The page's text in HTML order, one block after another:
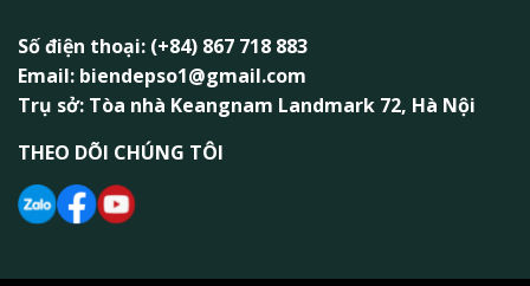
Số điện thoại: (+84) 867 718 883
Email: biendepso1@gmail.com
Trụ sở: Tòa nhà Keangnam Landmark 72, Hà Nội
THEO DÕI CHÚNG TÔI